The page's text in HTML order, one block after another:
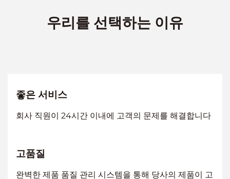
우리를 선택하는 이유
좋은 서비스
회사 직원이 24시간 이내에 고객의 문제를 해결합니다
고품질
완벽한 제품 품질 관리 시스템을 통해 당사의 제품이 고